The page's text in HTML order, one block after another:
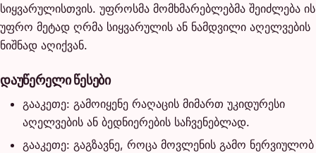
სიყვარულისთვის. უფროსმა მომხმარებლებმა შეიძლება ის
უფრო მეტად ღრმა სიყვარულის ან ნამდვილი აღელვების
ნიშნად აღიქვან.
დაუწერელი წესები
გააკეთე: გამოიყენე რაღაცის მიმართ უკიდურესი
აღელვების ან ბედნიერების საჩვენებლად.
გააკეთე: გაგზავნე, როცა მოვლენის გამო ნერვიულობ